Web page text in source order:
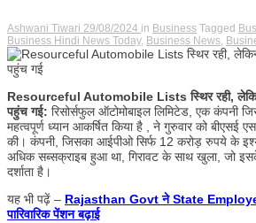
Ashwani Tiwari 29/08/2024 in Business Tagged
Business Hindi News Today, Business News,
Resourceful Automobile Lists स्थिर रही,
पहुंच गई: रिसोर्सफुल ऑटोमोबाइल लिमिटेड, एक कंपनी
महत्वपूर्ण ध्यान आकर्षित किया है , ने गुरुवार को
की। कंपनी, जिसका आईपीओ सिर्फ 12 करोड़ रुपये के
अधिक सब्सक्राइब हुआ था, गिरावट के साथ खुला, जो इसके
दर्शाता है।
यह भी पढ़ें – Rajasthan Govt ने State
पारिवारिक पेंशन बढ़ाई